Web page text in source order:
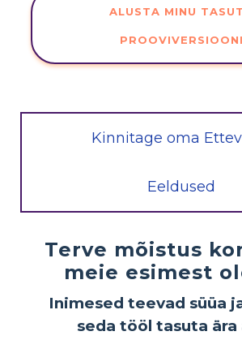
ALUSTA MINU
PROOVIVERSIOONI
Kinnitage oma
Eeldused
Terve mõistus
meie esimest
Inimesed teevad süüa
seda tööl tasuta ära